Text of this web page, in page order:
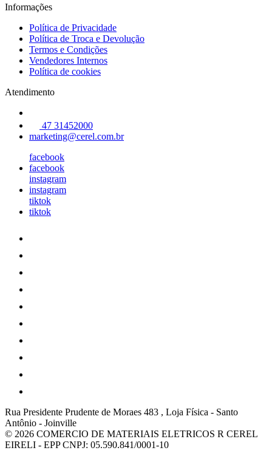
Informações
Política de Privacidade
Política de Troca e Devolução
Termos e Condições
Vendedores Internos
Política de cookies
Atendimento
47 31452000
marketing@cerel.com.br
facebook
facebook
instagram
instagram
tiktok
tiktok
Rua Presidente Prudente de Moraes 483 , Loja Física - Santo
Antônio - Joinville
© 2026 COMERCIO DE MATERIAIS ELETRICOS R CEREL
EIRELI - EPPCNPJ: 05.590.841/0001-10